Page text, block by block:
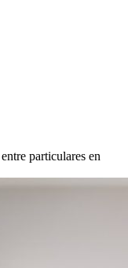
particulares en